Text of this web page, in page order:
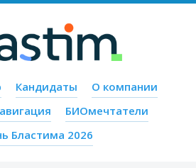
Кандидаты
О компании
БИОмечтатели
Бластима 2026